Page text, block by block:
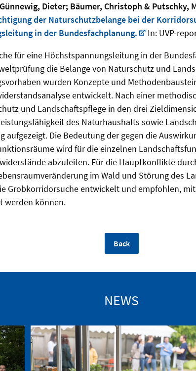
Dieter; Bäumer, Christoph & Putschky,
der Naturschutzbelange bei der
in der Bundesfachplanung.
In: UVP-
für eine Höchstspannungsleitung in der
die Belange von Naturschutz und
wurden Konzepte und
entwickelt. Nach einer
und Landschaftspflege in den drei
des Naturhaushalts sowie
aufgezeigt. Die Bedeutung der gegen die
wird für die einzelnen
abzuleiten. Für die Hauptkonflikte
im Wald und Störung des
Grobkorridorsuche entwickelt und empfohlen,
werden können.
Back
NEWS